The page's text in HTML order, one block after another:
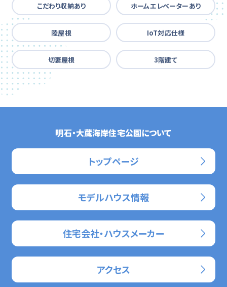
こだわり収納あり ホームエレベーターあり
陸屋根 IoT対応仕様
切妻屋根 3階建て
明石・大蔵海岸住宅公園について
トップページ
モデルハウス情報
住宅会社・ハウスメーカー
アクセス